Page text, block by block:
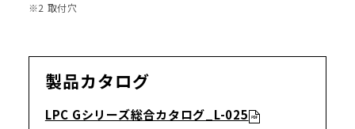
※2 取付穴
製品カタログ
LPC Gシリーズ総合カタログ_L-025